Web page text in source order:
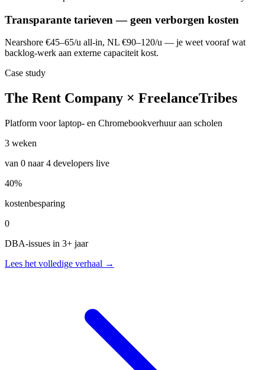
Transparante tarieven — geen verborgen kosten
Nearshore €45–65/u all-in, NL €90–120/u — je weet vooraf wat
backlog-werk aan externe capaciteit kost.
Case study
The Rent Company × FreelanceTribes
Platform voor laptop- en Chromebookverhuur aan scholen
3 weken
van 0 naar 4 developers live
40%
kostenbesparing
0
DBA-issues in 3+ jaar
Lees het volledige verhaal →